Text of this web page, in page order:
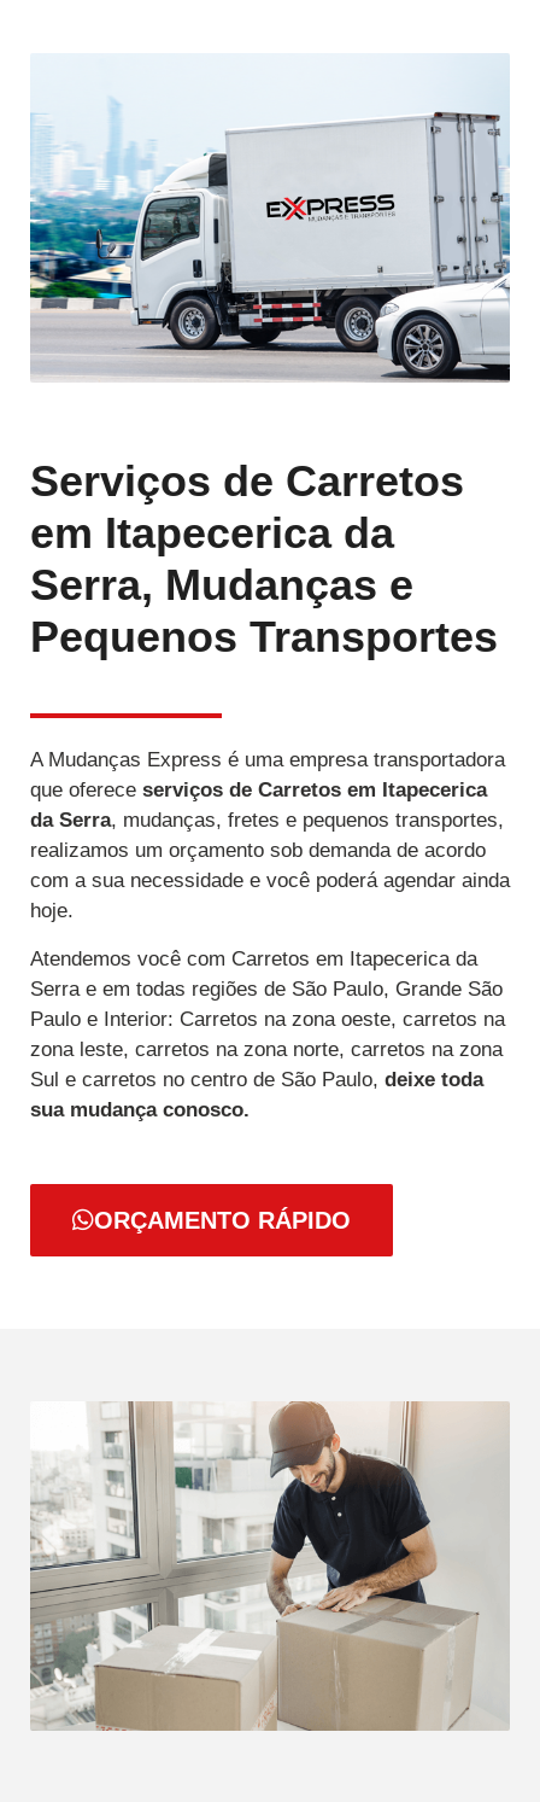
Serviços de Carretos
em Itapecerica da
Serra, Mudanças e
Pequenos Transportes
A Mudanças Express é uma empresa transportadora
que oferece serviços de Carretos em Itapecerica
da Serra, mudanças, fretes e pequenos transportes,
realizamos um orçamento sob demanda de acordo
com a sua necessidade e você poderá agendar ainda
hoje.
Atendemos você com Carretos em Itapecerica da
Serra e em todas regiões de São Paulo, Grande São
Paulo e Interior: Carretos na zona oeste, carretos na
zona leste, carretos na zona norte, carretos na zona
Sul e carretos no centro de São Paulo, deixe toda
sua mudança conosco.
ORÇAMENTO RÁPIDO